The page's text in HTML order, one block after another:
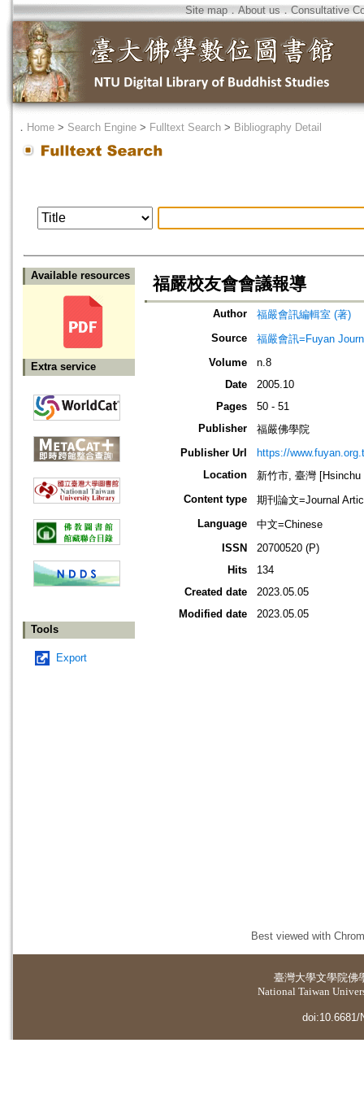
Site map．About us ． Consultative
． Home > Search Engine > Fulltext Search > Bibliography Detail
Available resources
Extra service
Tools
Export
福嚴校友會會議報導
Author
福嚴會訊編輯室 (著)
Source
福嚴會訊=Fuyan
Volume
n.8
Date
2005.10
Pages
50 - 51
Publisher
福嚴佛學院
Publisher Url
https://
Location
新竹市, 臺灣 [Hsinchu
Content type
期刊論文=Journal
Language
中文=Chinese
ISSN
20700520 (P)
Hits
134
Created date
2023.05.05
Modified date
2023.05.05
Best viewed with
臺灣大學文學院佛
National Taiwan
doi:10.6681/